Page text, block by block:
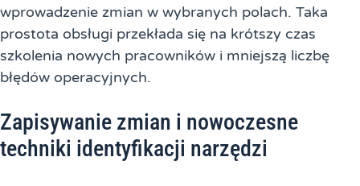
wprowadzenie zmian w wybranych polach. Taka
prostota obsługi przekłada się na krótszy czas
szkolenia nowych pracowników i mniejszą liczbę
błędów operacyjnych.
Zapisywanie zmian i nowoczesne
techniki identyfikacji narzędzi